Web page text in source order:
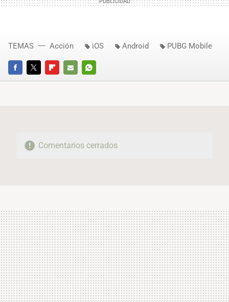
FACEBOOKTWITTERFLIPBOARD
E-
WHATSAPP
TEMAS Acción iOS Android PUBG Mobile
Comentarios cerrados